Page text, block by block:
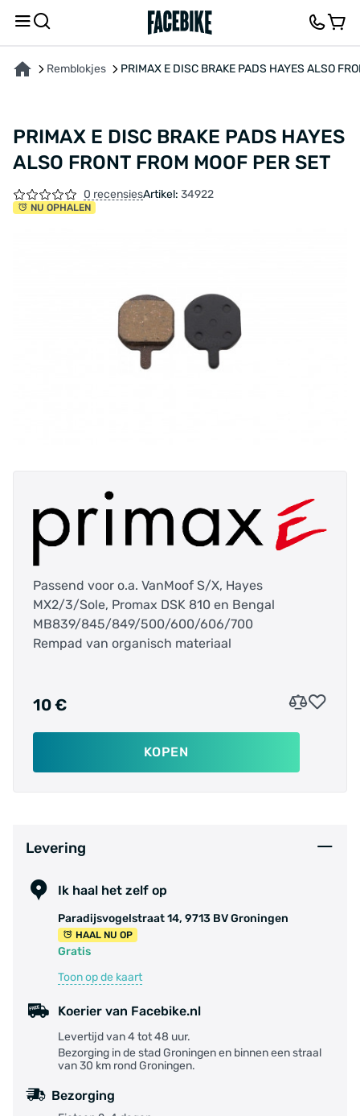
Remblokjes PRIMAX E DISC BRAKE PADS HAYES ALSO
PRIMAX E DISC BRAKE PADS HAYES
ALSO FRONT FROM MOOF PER SET
0 recensiesArtikel: 34922
NU OPHALEN
Passend voor o.a. VanMoof S/X, Hayes
MX2/3/Sole, Promax DSK 810 en Bengal
MB839/845/849/500/600/606/700
Rempad van organisch materiaal
10 €
KOPEN
Levering
Ik haal het zelf op
Paradijsvogelstraat 14, 9713 BV Groningen
HAAL NU OP
Gratis
Toon op de kaart
Koerier van Facebike.nl
Levertijd van 4 tot 48 uur.
Bezorging in de stad Groningen en binnen een straal
van 30 km rond Groningen.
Bezorging
OVER HET PRODUCT KENMERKENBESCHRIJVING FEEDBACK EN VRAGEN